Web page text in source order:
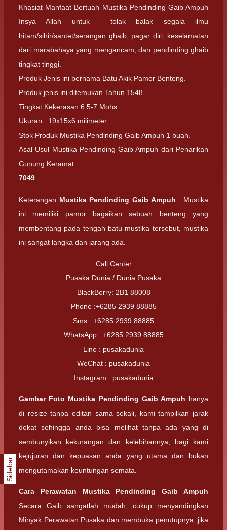
Khasiat Manfaat Bertuah Mustika Pendinding Gaib Ampuh
Insya Allah untuk tolak balak segala ilmu
hitam/sihir/santet/serangan ghaib, pagar diri, keselamatan
dari marabahaya yang mengancam, dan pendinding ghaib
tingkat tinggi.
Produk Jenis ini bernama Batu Akik Pamor Benteng.
Produk jenis ini ditemukan Tahun 1548.
Tingkat Kekerasan 6.5-7 Mohs.
Ukuran : 19x15x6 milimeter.
Stok Produk Mustika Pendinding Gaib Ampuh 1 buah.
Asal Usul Mustika Pendinding Gaib Ampuh dari Penarikan
Gunung Keramat.
7049
Keterangan Mustika Pendinding Gaib Ampuh : Mustika
ini memiliki pamor bagaikan sebuah benteng yang
membentang pada tengah batu mustika tersebut, mustika
ini sangat langka dan jarang ada.
Call Center
Pusaka Dunia / Dunia Pusaka
BlackBerry: 2B1 88008
Phone :+6285 2939 88885
Sms : +6285 2939 88885
WhatsApp : +6285 2939 88885
Line : pusakadunia
WeChat : pusakadunia
Instagram : pusakadunia
Gambar Foto Mustika Pendinding Gaib Ampuh hanya
di resize tanpa editan sama sekali, kami tampilkan jarak
dekat sehingga anda bisa melihat tanpa ada yang di
sembunyikan kekurangan dan kelebihannya, bagi kami
kejujuran dan kepuasan anda yang utama dan bukan
mengutamakan keuntungan semata.
Cara Perawatan Mustika Pendinding Gaib Ampuh
Secara Gaib sangatlah mudah, cukup menyandingkan
Minyak Perawatan Pusaka dan membuka penutupnya, jika
Sidebar